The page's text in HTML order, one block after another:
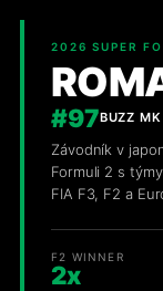
2026 SUPER
#97BUZZ
Závodník v
Formuli 2 s
FIA F3, F2 a
F2 WINNER
2x